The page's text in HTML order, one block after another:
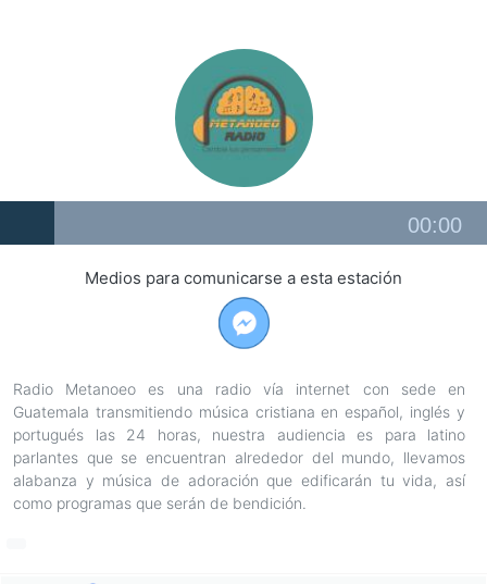
Player
00:00
Medios para comunicarse a esta estación
Radio Metanoeo es una radio vía internet con sede en
Guatemala transmitiendo música cristiana en español, inglés y
portugués las 24 horas, nuestra audiencia es para latino
parlantes que se encuentran alrededor del mundo, llevamos
alabanza y música de adoración que edificarán tu vida, así
como programas que serán de bendición.